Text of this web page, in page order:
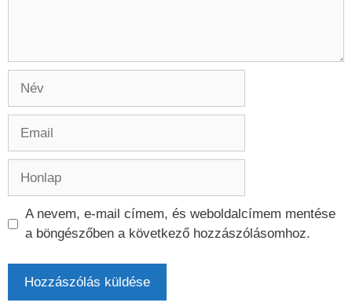
A nevem, e-mail címem, és weboldalcímem mentése
a böngészőben a következő hozzászólásomhoz.